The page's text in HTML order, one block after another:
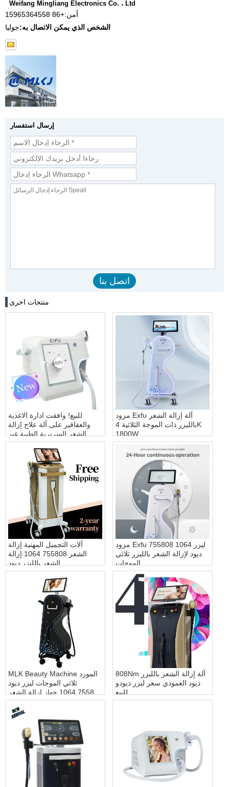
Weifang Mingliang Electronics Co. ، Ltd
أمن:+86 15965364558
الشخص الذي يمكن الاتصال به:جوليا
إرسال استفسار
منتجات اخرى
للبيع! وافقت ادارة الاغذية
والعقاقير على آلة علاج إزالة
الشعر السريرية الطبية غير
المؤلمة والدائمة
مزود Exfu آلة إزالة الشعر
بالليزر ذات الموجة الثلاثية 4K
1800W
آلات التجميل المهنية إزالة
الشعر 755808 1064 إزالة
الشعر بالليزر ديود
مزود Exfu 755808 1064 ليزر
ديود لإزالة الشعر بالليزر ثلاثي
الموجات
MLK Beauty Machine المورد
ثلاثي الموجات ليزر ديود
755808 1064 جهاز إزالة الشعر
بالليزر دايود
808Nm آلة إزالة الشعر بالليزر
ديود العمودي سعر ليزر ديودو
للبيع